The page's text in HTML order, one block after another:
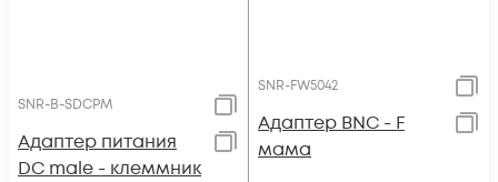
SNR-B-SDCPM
Адаптер питания
DC male - клеммник
SNR-FW5042
Адаптер BNC - F
мама